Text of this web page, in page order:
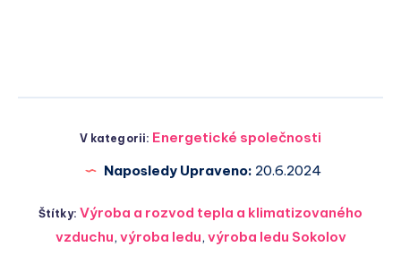
V kategorii: Energetické společnosti
Naposledy Upraveno: 20.6.2024
Štítky:Výroba a rozvod tepla a klimatizovaného
vzduchu, výroba ledu, výroba ledu Sokolov